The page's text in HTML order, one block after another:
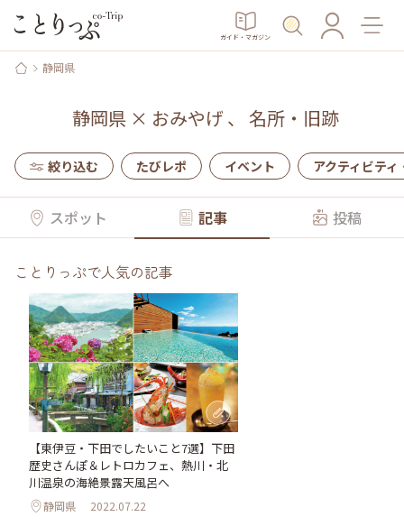
ガイド・マガジン
静岡県
静岡県 × おみやげ 、 名所・旧跡
絞り込む たびレポ イベント アクティビティ
スポット 記事 投稿
ことりっぷで人気の記事
【東伊豆・下田でしたいこと7選】下田
歴史さんぽ＆レトロカフェ、熱川・北
川温泉の海絶景露天風呂へ
静岡県 2022.07.22